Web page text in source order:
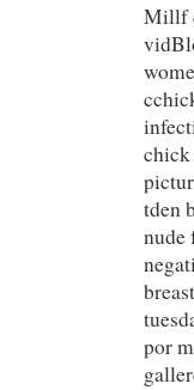
Millf
chick
tden
nude
por